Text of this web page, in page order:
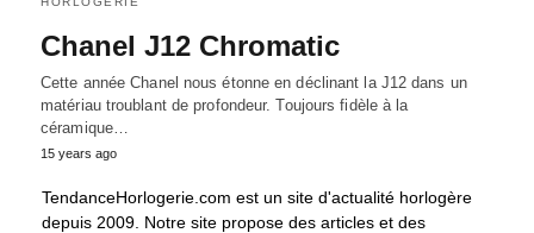
Chanel J12 Chromatic
Cette année Chanel nous étonne en déclinant la J12 dans un
matériau troublant de profondeur. Toujours fidèle à la
céramique…
15 years ago
TendanceHorlogerie.com est un site d'actualité horlogère
depuis 2009. Notre site propose des articles et des